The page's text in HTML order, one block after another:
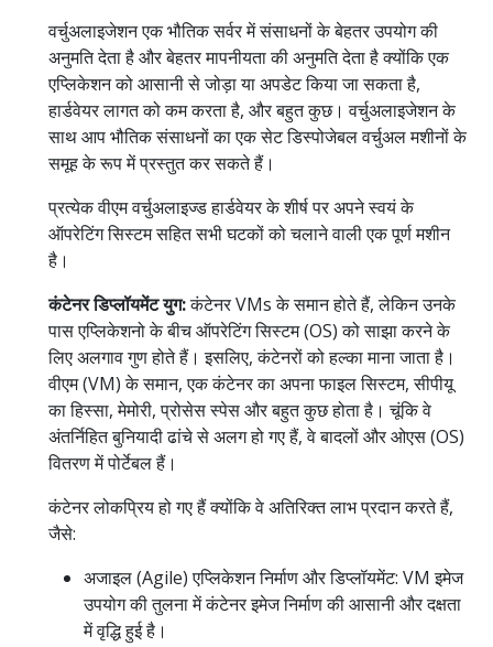
वर्चुअलाइजेशन एक भौतिक सर्वर में संसाधनों के बेहतर उपयोग की
अनुमति देता है और बेहतर मापनीयता की अनुमति देता है क्योंकि एक
एप्लिकेशन को आसानी से जोड़ा या अपडेट किया जा सकता है,
हार्डवेयर लागत को कम करता है, और बहुत कुछ। वर्चुअलाइजेशन के
साथ आप भौतिक संसाधनों का एक सेट डिस्पोजेबल वर्चुअल मशीनों के
समूह के रूप में प्रस्तुत कर सकते हैं।
प्रत्येक वीएम वर्चुअलाइज्ड हार्डवेयर के शीर्ष पर अपने स्वयं के
ऑपरेटिंग सिस्टम सहित सभी घटकों को चलाने वाली एक पूर्ण मशीन
है।
कंटेनर डिप्लॉयमेंट युग:कंटेनर VMs के समान होते हैं, लेकिन उनके
पास एप्लिकेशनो के बीच ऑपरेटिंग सिस्टम (OS) को साझा करने के
लिए अलगाव गुण होते हैं। इसलिए, कंटेनरों को हल्का माना जाता है।
वीएम (VM) के समान, एक कंटेनर का अपना फाइल सिस्टम, सीपीयू
का हिस्सा, मेमोरी, प्रोसेस स्पेस और बहुत कुछ होता है। चूंकि वे
अंतर्निहित बुनियादी ढांचे से अलग हो गए हैं, वे बादलों और ओएस (OS)
वितरण में पोर्टेबल हैं।
कंटेनर लोकप्रिय हो गए हैं क्योंकि वे अतिरिक्त लाभ प्रदान करते हैं,
जैसे:
अजाइल (Agile) एप्लिकेशन निर्माण और डिप्लॉयमेंट: VM इमेज
उपयोग की तुलना में कंटेनर इमेज निर्माण की आसानी और दक्षता
में वृद्धि हुई है।